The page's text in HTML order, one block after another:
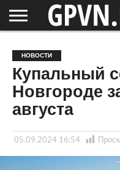
ОБЛАСТЬ
НОВОСТИ
СОСЕДЕЙ
РОССИЯ
/ МИР
СПЕЦПРОЕКТЫ
БЛОГ
СТАТЬИ
ФОТОРЕПОРТАЖИ
ИНТЕРВЬЮ
ОБЪЕКТЫ
ПОДБОРКИ
НОВОСТИ
Купальный
Новгороде
августа
05.09.2024 16:54